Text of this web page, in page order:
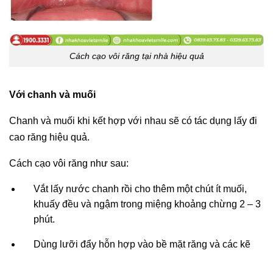
Cách cạo vôi răng tại nhà hiệu quả
Với chanh và muối
Chanh và muối khi kết hợp với nhau sẽ có tác dụng lấy đi
cao răng hiệu quả.
Cách cạo vôi răng như sau:
Vắt lấy nước chanh rồi cho thêm một chút ít muối,
khuấy đều và ngậm trong miệng khoảng chừng 2 – 3
phút.
Dùng lưỡi đẩy hỗn hợp vào bề mặt răng và các kẽ